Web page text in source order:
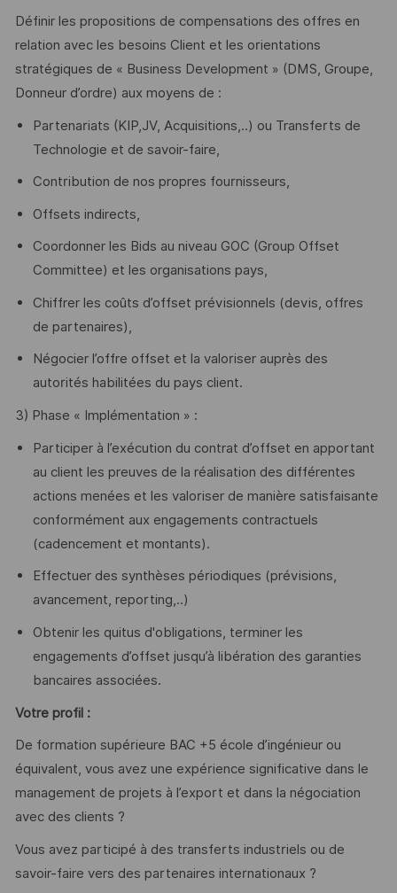
Définir les propositions de compensations des offres en
relation avec les besoins Client et les orientations
stratégiques de « Business Development » (DMS, Groupe,
Donneur d’ordre) aux moyens de :
Partenariats (KIP,JV, Acquisitions,..) ou Transferts de
Technologie et de savoir-faire,
Contribution de nos propres fournisseurs,
Offsets indirects,
Coordonner les Bids au niveau GOC (Group Offset
Committee) et les organisations pays,
Chiffrer les coûts d’offset prévisionnels (devis, offres
de partenaires),
Négocier l’offre offset et la valoriser auprès des
autorités habilitées du pays client.
3) Phase « Implémentation » :
Participer à l’exécution du contrat d’offset en apportant
au client les preuves de la réalisation des différentes
actions menées et les valoriser de manière satisfaisante
conformément aux engagements contractuels
(cadencement et montants).
Effectuer des synthèses périodiques (prévisions,
avancement, reporting,..)
Obtenir les quitus d'obligations, terminer les
engagements d’offset jusqu’à libération des garanties
bancaires associées.
Votre profil :
De formation supérieure BAC +5 école d’ingénieur ou
équivalent, vous avez une expérience significative dans le
management de projets à l’export et dans la négociation
avec des clients ?
Vous avez participé à des transferts industriels ou de
savoir-faire vers des partenaires internationaux ?